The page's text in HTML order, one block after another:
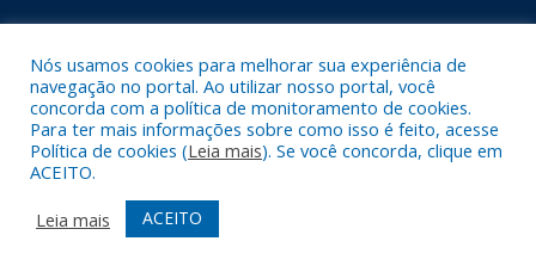
Todos os direitos reservados a Prefeitura Municipal de Óbidos.
Mapa do Site
Acessar Área Administrativa
Acessar Webmail
Nós usamos cookies para melhorar sua experiência de
navegação no portal. Ao utilizar nosso portal, você
concorda com a política de monitoramento de cookies.
Para ter mais informações sobre como isso é feito, acesse
Política de cookies (Leia mais). Se você concorda, clique em
ACEITO.
Leia mais
ACEITO